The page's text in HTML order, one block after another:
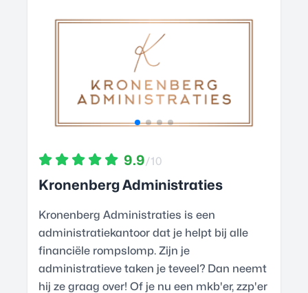
9.9/10
Kronenberg Administraties
Kronenberg Administraties is een
administratiekantoor dat je helpt bij alle
financiële rompslomp. Zijn je
administratieve taken je teveel? Dan neemt
hij ze graag over! Of je nu een mkb'er, zzp'er